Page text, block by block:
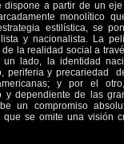
dispone a partir de un
monolítico
estilística, se
y nacionalista. La
la realidad social a
lado, la identidad
periferia y precariedad
y por el
y dependiente de las
un compromiso
se omite una visión